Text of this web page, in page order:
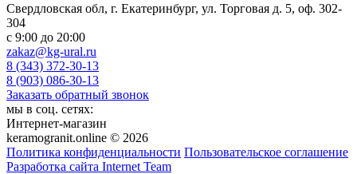
Свердловская обл, г. Екатеринбург, ул. Торговая д. 5, оф. 302-
304
c 9:00 до 20:00
zakaz@kg-ural.ru
8 (343) 372-30-13
8 (903) 086-30-13
Заказать обратный звонок
мы в соц. сетях:
Интернет-магазин
keramogranit.online © 2026
Политика конфиденциальности Пользовательское соглашение
Разработка сайта Internet Team